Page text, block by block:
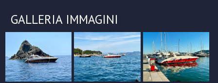
GALLERIA IMMAGINI